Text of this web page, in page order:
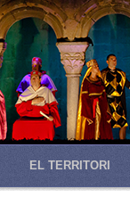
EL TERRITORI